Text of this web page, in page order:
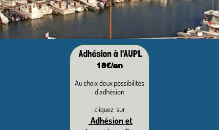
Adhésion à l'AUPL
18€/an
Au choix deux possibilités
d'adhésion
cliquez sur
Adhésion et